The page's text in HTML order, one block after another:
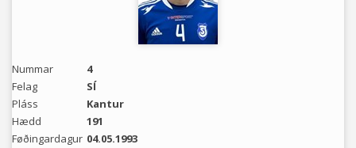
Nummar
4
Felag
SÍ
Pláss
Kantur
Hædd
191
Føðingardagur 04.05.1993